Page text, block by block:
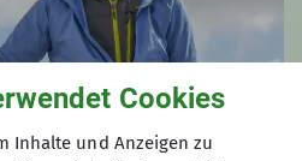
Cookies
Inhalte und Anzeigen zu